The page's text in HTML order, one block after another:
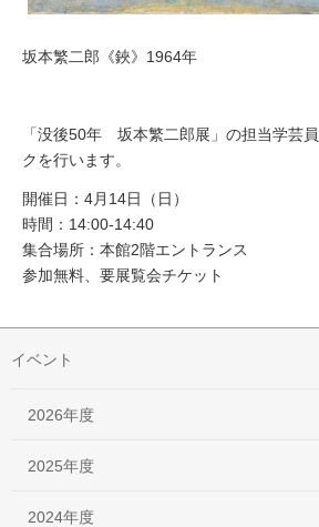
坂本繁二郎《鋏》1964年
「没後50年 坂本繁二郎展」の担当学芸
クを行います。
開催日：4月14日（日）
時間：14:00-14:40
集合場所：本館2階エントランス
参加無料、要展覧会チケット
イベント
2026年度
2025年度
2024年度